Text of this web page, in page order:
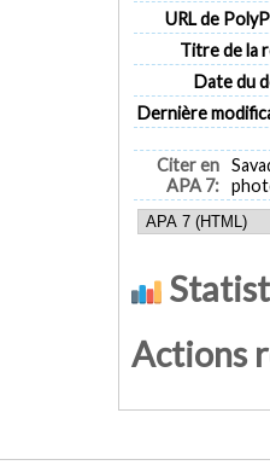
URL de
Titre de la
Date du
Dernière
Citer en
APA 7:
Actions